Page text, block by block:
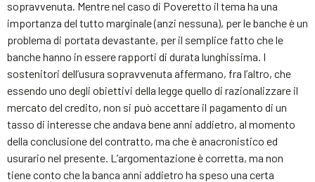
sopravvenuta. Mentre nel caso di Poveretto il tema ha una
importanza del tutto marginale (anzi nessuna), per le banche è un
problema di portata devastante, per il semplice fatto che le
banche hanno in essere rapporti di durata lunghissima. I
sostenitori dell’usura sopravvenuta affermano, fra l’altro, che
essendo uno degli obiettivi della legge quello di razionalizzare il
mercato del credito, non si può accettare il pagamento di un
tasso di interesse che andava bene anni addietro, al momento
della conclusione del contratto, ma che è anacronistico ed
usurario nel presente. L’argomentazione è corretta, ma non
tiene conto che la banca anni addietro ha speso una certa